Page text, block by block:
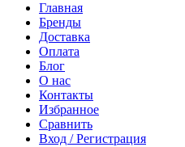
Главная
Бренды
Доставка
Оплата
Блог
О нас
Контакты
Избранное
Сравнить
Вход / Регистрация